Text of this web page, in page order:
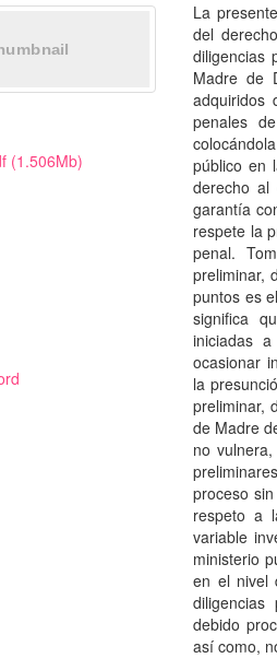
(1.506Mb)
La
del
diligencias
Madre de
adquiridos
penales
público en
derecho al
garantía
respete la
penal.
preliminar,
puntos es
significa
iniciadas
ocasionar
la
preliminar,
de Madre
no
proceso
respeto a
variable
ministerio
en el nivel
debido
así como,